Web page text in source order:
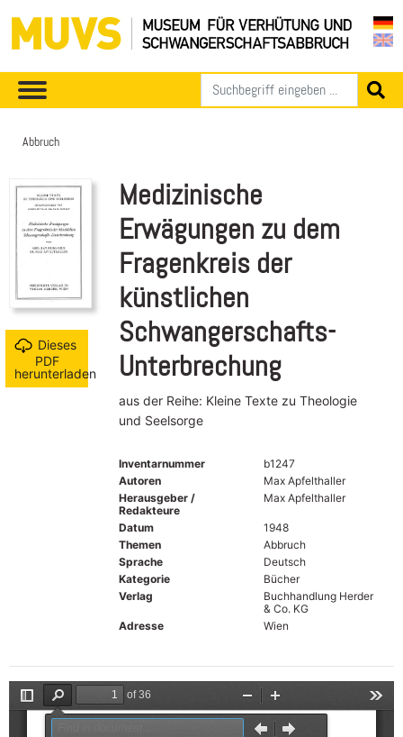
Abbruch
Dieses
PDF
herunterladen
Medizinische
Erwägungen zu dem
Fragenkreis der
künstlichen
Schwangerschafts-
Unterbrechung
aus der Reihe: Kleine Texte zu Theologie
und Seelsorge
Inventarnummer
b1247
Autoren
Max Apfelthaller
Herausgeber /
Redakteure
Max Apfelthaller
Datum
1948
Themen
Abbruch
Sprache
Deutsch
Kategorie
Bücher
Verlag
Buchhandlung Herder
& Co. KG
Adresse
Wien